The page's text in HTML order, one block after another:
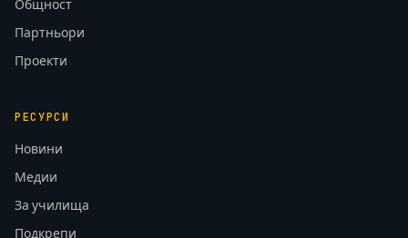
Общност
Партньори
Проекти
РЕСУРСИ
Новини
Медии
За училища
Подкрепи